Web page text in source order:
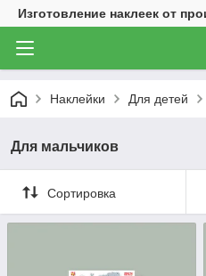
Изготовление наклеек от
Наклейки Для детей
Для мальчиков
Сортировка